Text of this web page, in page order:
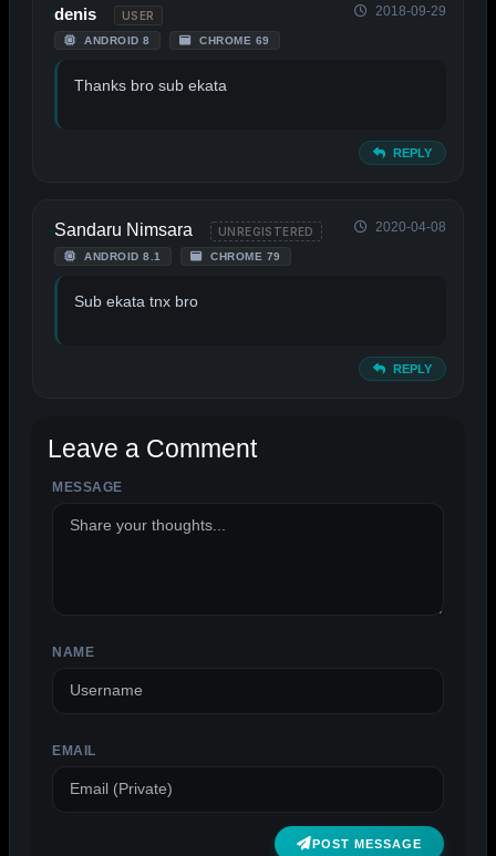
denis USER
ANDROID 8 CHROME 69
2018-09-29
Thanks bro sub ekata
REPLY
Sandaru Nimsara UNREGISTERED
ANDROID 8.1 CHROME 79
2020-04-08
Sub ekata tnx bro
REPLY
Leave a Comment
MESSAGE
NAME
EMAIL
POST MESSAGE
ALTERNATIVE: